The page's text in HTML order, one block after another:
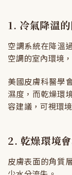
1. 冷氣降溫
空調系統在降溫
空調的室內環境
美國皮膚科醫學
濕度，而乾燥環
容建議，可視環
2. 乾燥環境
皮膚表面的角質